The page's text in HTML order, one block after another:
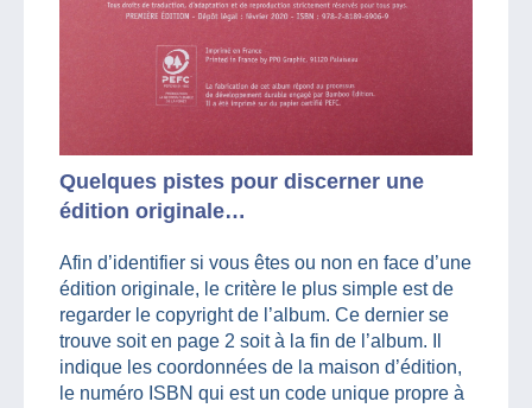
Quelques pistes pour discerner une
édition originale…
Afin d’identifier si vous êtes ou non en face d’une
édition originale, le critère le plus simple est de
regarder le copyright de l’album. Ce dernier se
trouve soit en page 2 soit à la fin de l’album. Il
indique les coordonnées de la maison d’édition,
le numéro ISBN qui est un code unique propre à